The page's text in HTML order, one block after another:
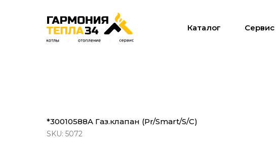
Сервис
Каталог
*30010588A Газ.клапан (Pr/Smart/S/C)
SKU: 5072